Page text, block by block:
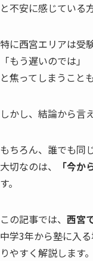
と不安に感じている
特に西宮エリアは受
「もう遅いのでは」
と焦ってしまうこと
しかし、結論から言
もちろん、誰でも同
大切なのは、
「今
す。
この記事では、 西宮
中学3年から塾に入
りやすく解説します。